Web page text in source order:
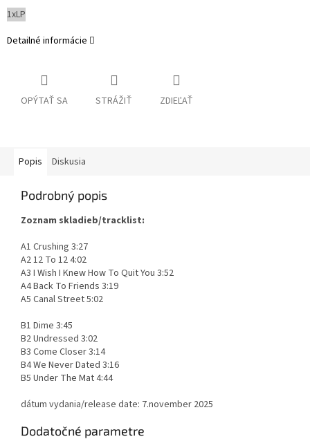
1xLP
Detailné informácie
OPÝTAŤ SA STRÁŽIŤ ZDIEĽAŤ
Popis Diskusia
Podrobný popis
Zoznam skladieb/tracklist:
A1 Crushing 3:27
A2 12 To 12 4:02
A3 I Wish I Knew How To Quit You 3:52
A4 Back To Friends 3:19
A5 Canal Street 5:02
B1 Dime 3:45
B2 Undressed 3:02
B3 Come Closer 3:14
B4 We Never Dated 3:16
B5 Under The Mat 4:44
dátum vydania/release date: 7.november 2025
Dodatočné parametre